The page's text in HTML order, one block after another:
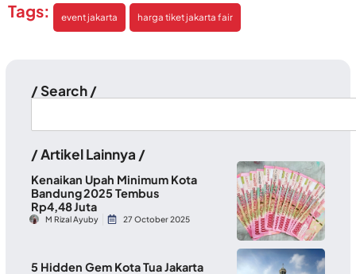
Tags: event jakarta harga tiket jakarta fair
/ Search /
/ Artikel Lainnya /
Kenaikan Upah Minimum Kota
Bandung 2025 Tembus
Rp4,48 Juta
M Rizal Ayuby 27 October 2025
5 Hidden Gem Kota Tua Jakarta